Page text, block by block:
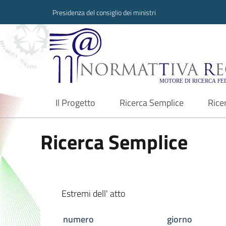
Presidenza del consiglio dei ministri
Normattiva
Il Progetto
current Ricerca Semplice
Ricerca Semplice
Estremi dell' atto
numero
giorno